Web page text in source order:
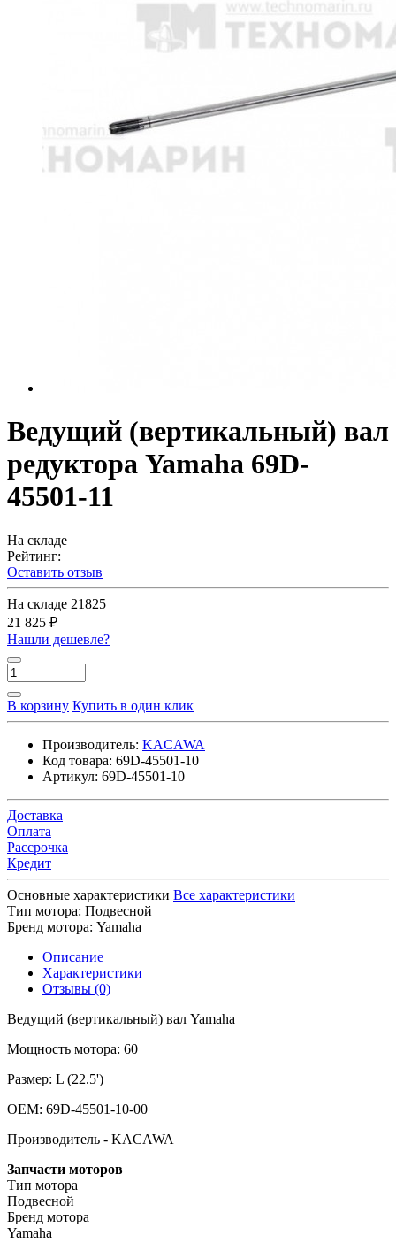
Ведущий (вертикальный) вал
редуктора Yamaha 69D-
45501-11
На складе
Рейтинг:
Оставить отзыв
На складе 21825
21 825 ₽
Нашли дешевле?
В корзину Купить в один клик
Производитель: KACAWA
Код товара: 69D-45501-10
Артикул: 69D-45501-10
Доставка
Оплата
Рассрочка
Кредит
Основные характеристики Все характеристики
Тип мотора: Подвесной
Бренд мотора: Yamaha
Описание
Характеристики
Отзывы (0)
Ведущий (вертикальный) вал Yamaha
Мощность мотора: 60
Размер: L (22.5')
OEM: 69D-45501-10-00
Производитель - KACAWA
Запчасти моторов
Тип мотора
Подвесной
Бренд мотора
Yamaha